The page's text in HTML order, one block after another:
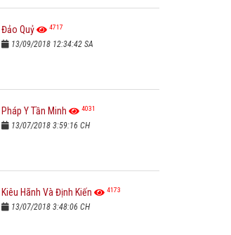
Đảo Quỷ 4717
13/09/2018 12:34:42 SA
Pháp Y Tần Minh 4031
13/07/2018 3:59:16 CH
Kiêu Hãnh Và Định Kiến 4173
13/07/2018 3:48:06 CH